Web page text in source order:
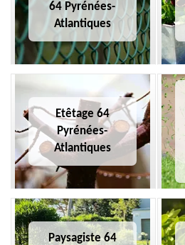
64 Pyrénées-
Atlantiques
Etêtage 64
Pyrénées-
Atlantiques
Paysagiste 64